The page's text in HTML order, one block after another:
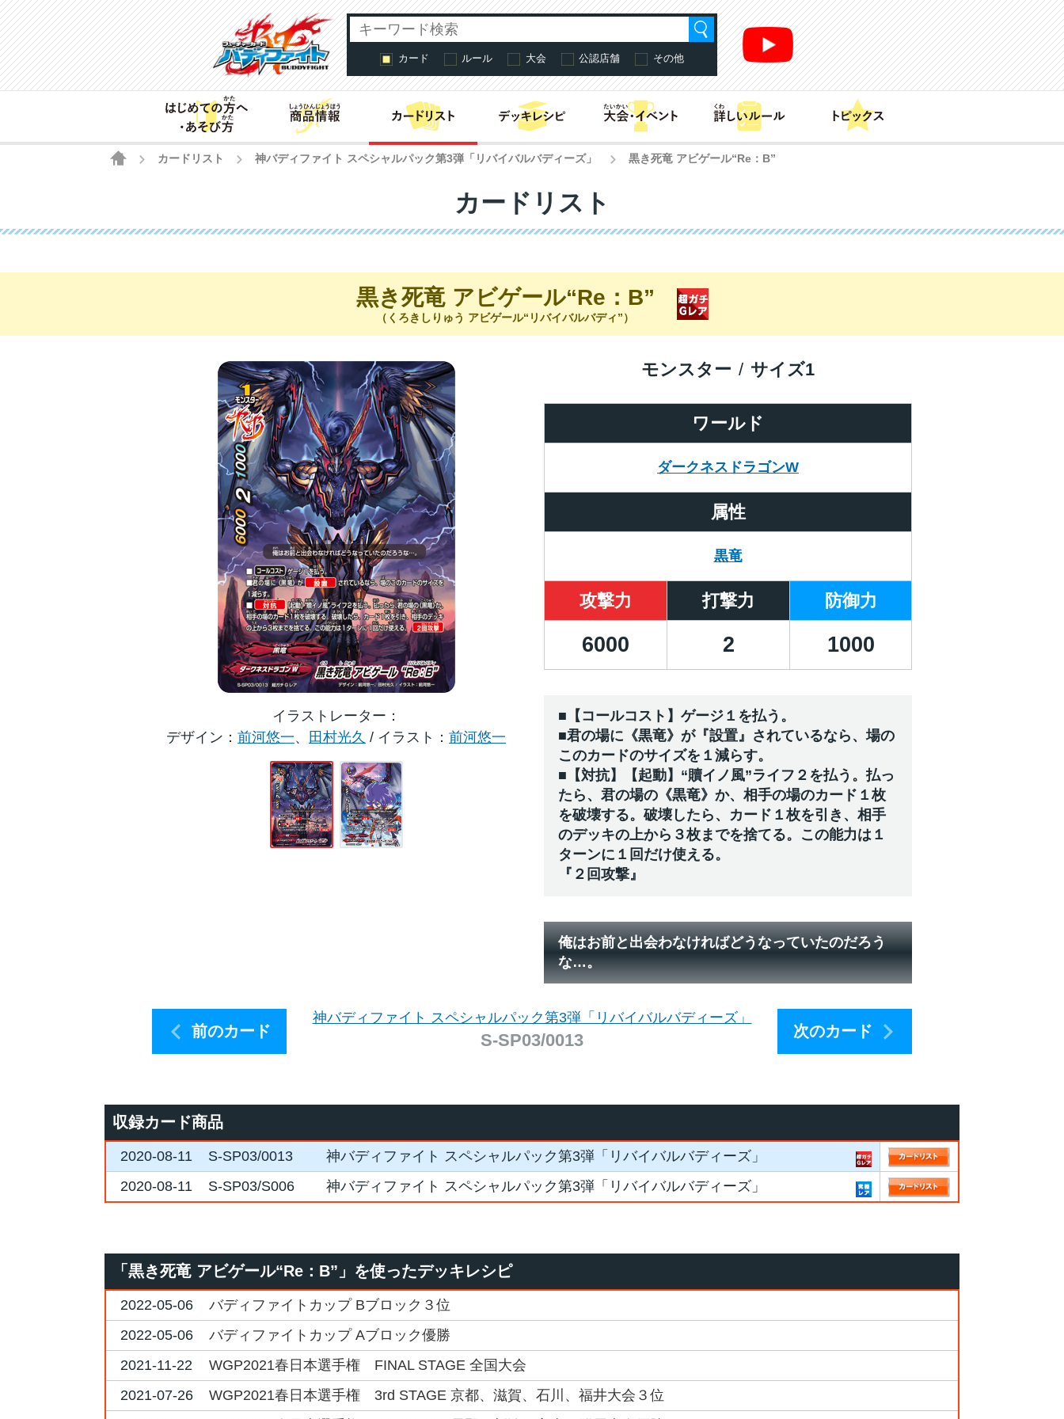
カード ルール 大会 公認店舗 その他
はじめての方へ・あそび方商品情報 カードリスト
HOME
カードリスト 神バディファイト スペシャルパック第3弾「リバイバルバディーズ」 黒き死竜 アビゲール“Re：B”
カードリスト
黒き死竜 アビゲール“Re：B”
（くろきしりゅう アビゲール“リバイバルバディ”）
イラストレーター
デザイン： 前河悠一、 田村光久 / イラスト： 前河悠一
ワールド
ダークネスドラゴンW
モンスター サイズ1
属性
黒竜
攻撃力 打撃力 防御力
6000 2 1000
■【コールコスト】ゲージ１を払う。
■君の場に《黒竜》が『設置』されているなら、場の
このカードのサイズを１減らす。
■【対抗】【起動】“贖イノ風”ライフ２を払う。払っ
たら、君の場の《黒竜》か、相手の場のカード１枚
を破壊する。破壊したら、カード１枚を引き、相手
のデッキの上から３枚までを捨てる。この能力は１
ターンに１回だけ使える。
『２回攻撃』
俺はお前と出会わなければどうなっていたのだろう
な…。
前のカード
神バディファイト スペシャルパック第3弾「リバイバルバディーズ」
S-SP03/0013 次のカード
収録カード商品
2020-08-11 S-SP03/0013
神バディファイト スペシャルパック第3弾「リバイバルバディーズ」
2020-08-11
S-SP03/S006 神バディファイト スペシャルパック第3弾「リバイバルバディーズ」
「黒き死竜 アビゲール“Re：B”」を使ったデッキレシピ
2022-05-06
バディファイトカップ Bブロック３位
2022-05-06
バディファイトカップ Aブロック優勝
2021-11-22
WGP2021春日本選手権 FINAL STAGE 全国大会
2021-07-26
WGP2021春日本選手権 3rd STAGE 京都、滋賀、石川、福井大会３位